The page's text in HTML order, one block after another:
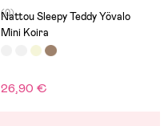
(0)
Nattou Sleepy Teddy Yövalo
Mini Koira
26,90 €